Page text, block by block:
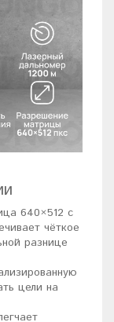
640×512 с
чёткое
разнице
цели на